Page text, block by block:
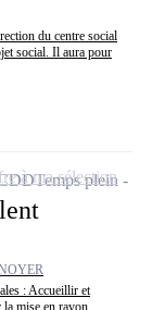
du centre social
social. Il aura pour
: Accueillir et
mise en rayon,
Temps plein
à ma sélection